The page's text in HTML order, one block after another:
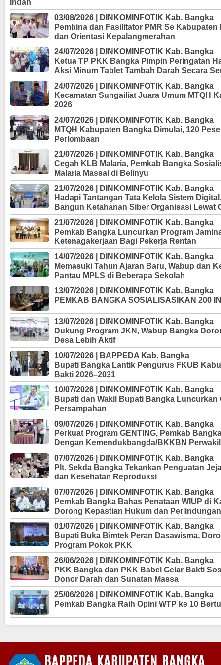
Indah
03/08/2026 | DINKOMINFOTIK Kab. Bangka
Pembina dan Fasilitator PMR Se
dan Orientasi Kepalangmerahan
24/07/2026 | DINKOMINFOTIK Kab. Bangka
Ketua TP PKK Bangka Pimpin Peringatan
Aksi Minum Tablet Tambah Darah Secara
24/07/2026 | DINKOMINFOTIK Kab. Bangka
Kecamatan Sungailiat Juara Umum MTQH
2026
24/07/2026 | DINKOMINFOTIK Kab. Bangka
MTQH Kabupaten Bangka Dimulai, 120
Perlombaan
21/07/2026 | DINKOMINFOTIK Kab. Bangka
Cegah KLB Malaria, Pemkab Bangka
Malaria Massal di Belinyu
21/07/2026 | DINKOMINFOTIK Kab. Bangka
Hadapi Tantangan Tata Kelola Sistem
Bangun Ketahanan Siber Organisasi Lewat
21/07/2026 | DINKOMINFOTIK Kab. Bangka
Pemkab Bangka Luncurkan Program
Ketenagakerjaan Bagi Pekerja Rentan
14/07/2026 | DINKOMINFOTIK Kab. Bangka
Memasuki Tahun Ajaran Baru, Wabup dan
Pantau MPLS di Beberapa Sekolah
13/07/2026 | DINKOMINFOTIK Kab. Bangka
PEMKAB BANGKA SOSIALISASIKAN 200
13/07/2026 | DINKOMINFOTIK Kab. Bangka
Dukung Program JKN, Wabup Bangka
Desa Lebih Aktif
10/07/2026 | BAPPEDA Kab. Bangka
Bupati Bangka Lantik Pengurus FKUB
Bakti 2026–2031
10/07/2026 | DINKOMINFOTIK Kab. Bangka
Bupati dan Wakil Bupati Bangka Luncurkan
Persampahan
09/07/2026 | DINKOMINFOTIK Kab. Bangka
Perkuat Program GENTING, Pemkab
Dengan Kemendukbangda/BKKBN
07/07/2026 | DINKOMINFOTIK Kab. Bangka
Plt. Sekda Bangka Tekankan Penguatan
dan Kesehatan Reproduksi
07/07/2026 | DINKOMINFOTIK Kab. Bangka
Pemkab Bangka Bahas Penataan WIUP di
Dorong Kepastian Hukum dan
01/07/2026 | DINKOMINFOTIK Kab. Bangka
Bupati Buka Bimtek Peran Dasawisma,
Program Pokok PKK
26/06/2026 | DINKOMINFOTIK Kab. Bangka
PKK Bangka dan PKK Babel Gelar Bakti
Donor Darah dan Sunatan Massa
25/06/2026 | DINKOMINFOTIK Kab. Bangka
Pemkab Bangka Raih Opini WTP ke 10